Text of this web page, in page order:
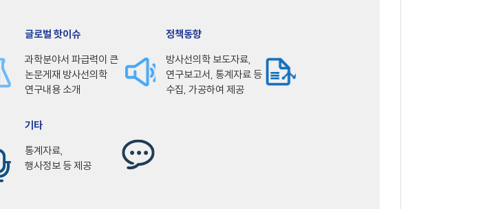
글로벌 핫이슈
과학분야서 파급력이 큰
논문게재 방사선의학
연구내용 소개
정책동향
방사선의학 보도자료,
연구보고서, 통계자료 등
수집, 가공하여 제공
기타
통계자료,
행사정보 등 제공